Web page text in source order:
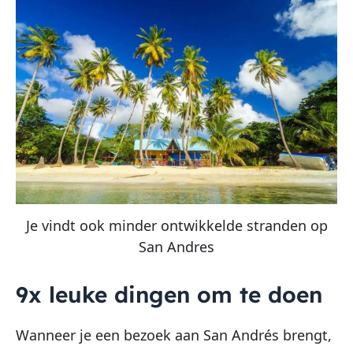
Je vindt ook minder ontwikkelde stranden op
San Andres
9x leuke dingen om te doen
Wanneer je een bezoek aan San Andrés brengt,